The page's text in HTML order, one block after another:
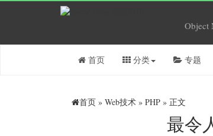
Object
首页 分类 专题
首页 » Web技术 » PHP » 正文
最令